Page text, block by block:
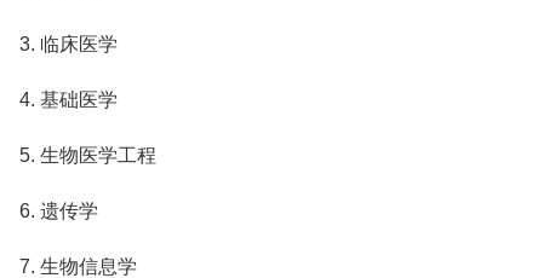
3. 临床医学
4. 基础医学
5. 生物医学工程
6. 遗传学
7. 生物信息学